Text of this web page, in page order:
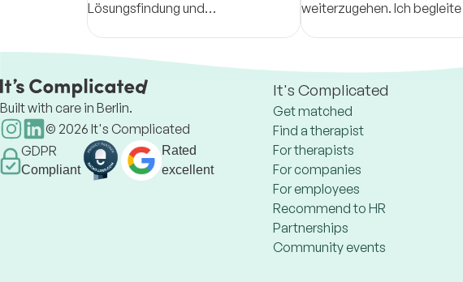
Lösungsfindung und
Neuorientierung/ -bewertung
Wege zu finden und zu gehen.
weiterzugehen. Ich
dem wertvollen Weg, neue
eigene Form zu stärken.
Built with care in Berlin.
© 2026 It's Complicated
GDPR
Compliant
Rated
excellent
It's Complicated
Get matched
Find a therapist
For therapists
For companies
For employees
Recommend to HR
Partnerships
Community events